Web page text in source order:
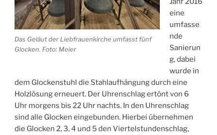
Das Geläut der Liebfrauenkirche umfasst fünf
Glocken. Foto: Meier
eine
umfasse
nde
Sanierun
g, dabei
wurde in
dem Glockenstuhl die Stahlaufhängung durch eine
Holzlösung erneuert. Der Uhrenschlag ertönt von 6
Uhr morgens bis 22 Uhr nachts. In den Uhrenschlag
sind alle Glocken eingebunden. Hierbei übernehmen
die Glocken 2, 3, 4 und 5 den Viertelstundenschlag,